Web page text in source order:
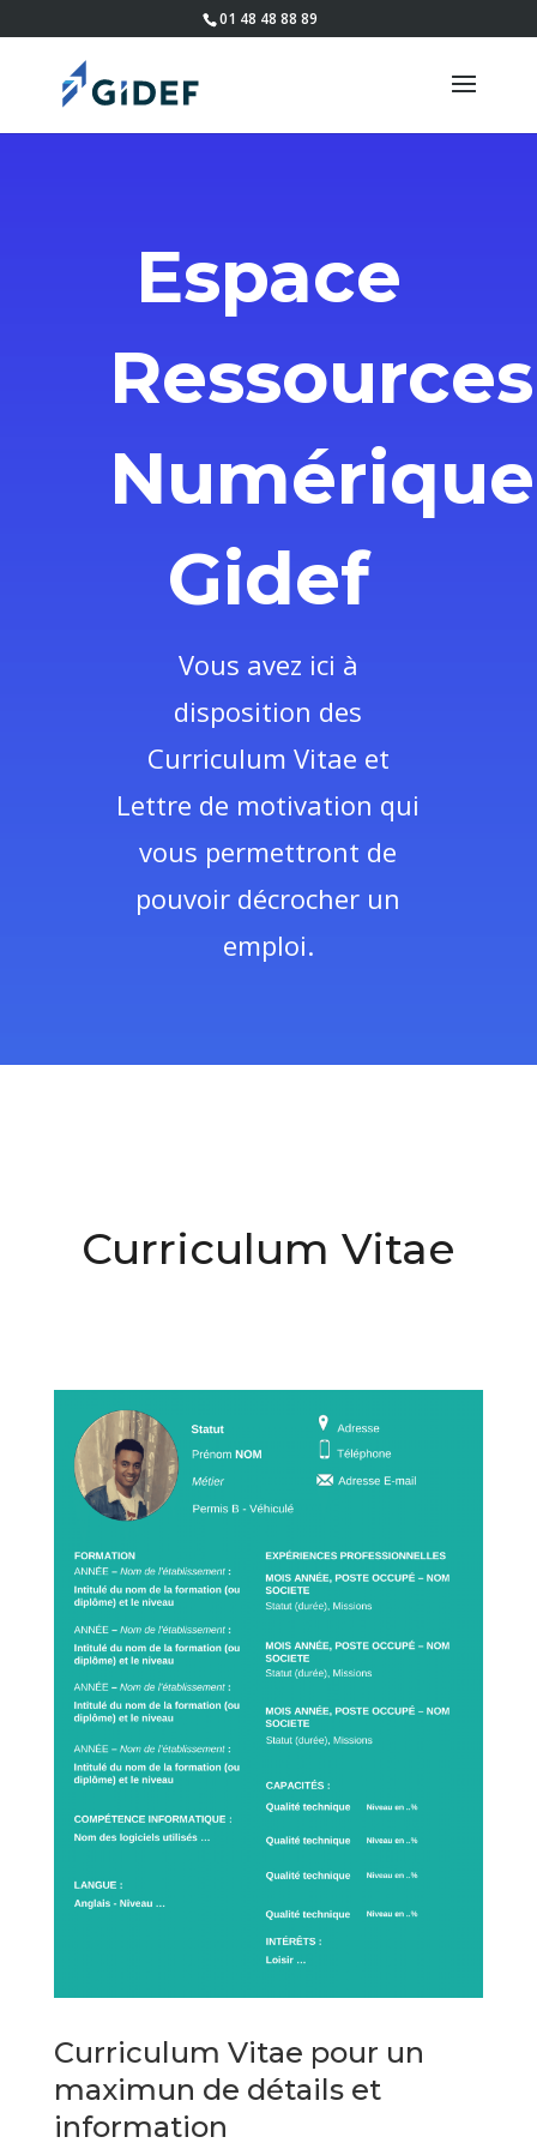
01 48 48 88 89
Espace
Ressources
Numérique
Gidef
Vous avez ici à
disposition des
Curriculum Vitae et
Lettre de motivation qui
vous permettront de
pouvoir décrocher un
emploi.
Curriculum Vitae
Curriculum Vitae pour un
maximun de détails et
information